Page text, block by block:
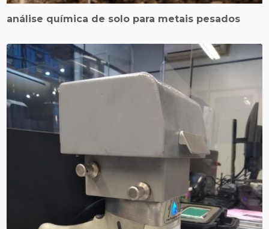
análise química de solo para metais pesados